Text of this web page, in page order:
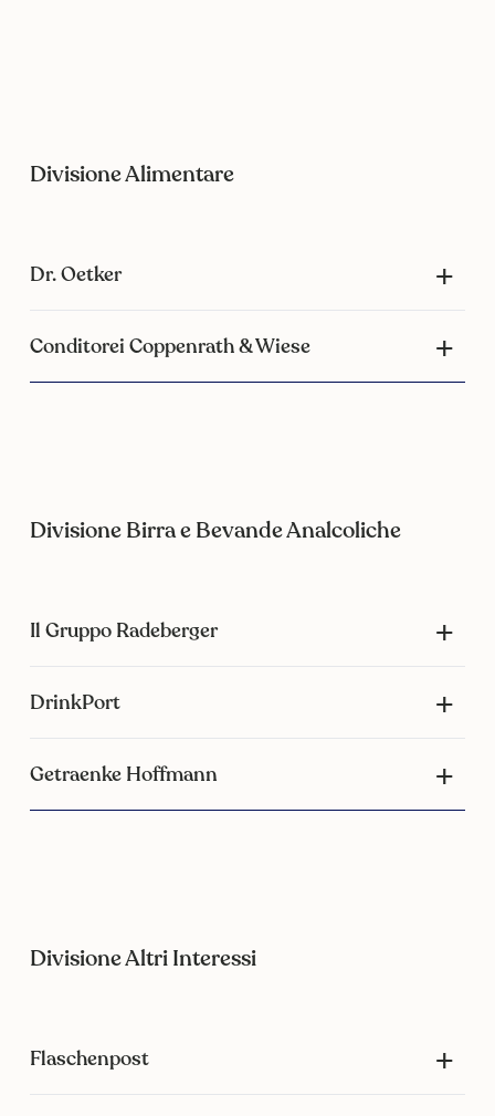
Divisione Alimentare
Dr. Oetker
Conditorei Coppenrath & Wiese
Divisione Birra e Bevande Analcoliche
Il Gruppo Radeberger
DrinkPort
Getraenke Hoffmann
Divisione Altri Interessi
Flaschenpost